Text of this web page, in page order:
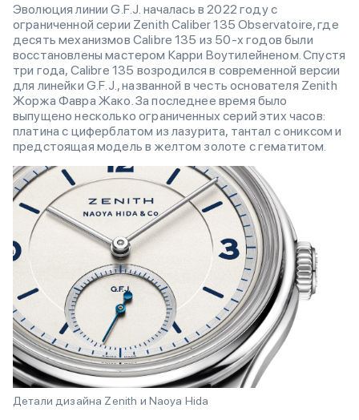
Эволюция линии G.F.J. началась в 2022 году с
ограниченной серии Zenith Caliber 135 Observatoire, где
десять механизмов Calibre 135 из 50-х годов были
восстановлены мастером Карри Воутилейненом. Спустя
три года, Calibre 135 возродился в современной версии
для линейки G.F.J., названной в честь основателя Zenith
Жоржа Фавра Жако. За последнее время было
выпущено несколько ограниченных серий этих часов:
платина с циферблатом из лазурита, тантал с ониксом и
предстоящая модель в желтом золоте с гематитом.
Детали дизайна Zenith и Naoya Hida